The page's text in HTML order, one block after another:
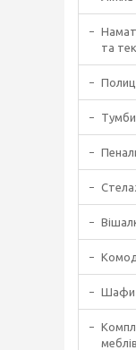
та
Тумби
Шафи
меблів